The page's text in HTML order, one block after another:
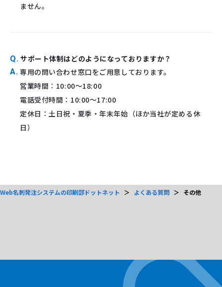
ません。
Q. サポート体制はどのようになっておりますか？
A. 専用の問い合わせ窓口をご用意しております。
営業時間：10:00～18:00
電話受付時間：10:00～17:00
定休日：土日祝・夏季・年末年始（ほか当社が定める休
日）
Web名刺発注システムの印刷部ドットネット よくある質問 その他